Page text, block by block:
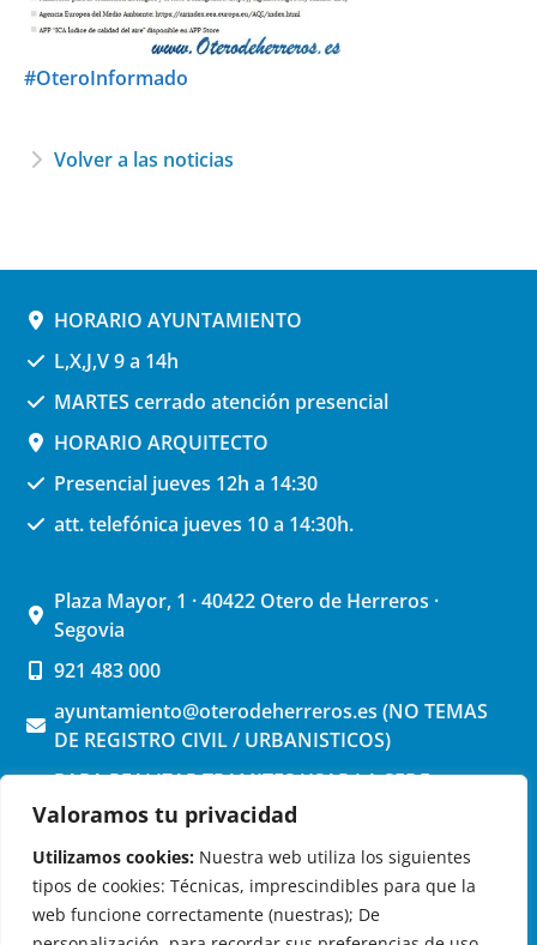
Valoramos tu privacidad
Utilizamos cookies: Nuestra web utiliza los siguientes
tipos de cookies: Técnicas, imprescindibles para que la
web funcione correctamente (nuestras); De
#OteroInformado
Volver a las noticias
HORARIO AYUNTAMIENTO
L,X,J,V 9 a 14h
MARTES cerrado atención presencial
HORARIO ARQUITECTO
Presencial jueves 12h a 14:30
att. telefónica jueves 10 a 14:30h.
Plaza Mayor, 1 · 40422 Otero de Herreros ·
Segovia
921 483 000
ayuntamiento@oterodeherreros.es (NO TEMAS
DE REGISTRO CIVIL / URBANISTICOS)
PARA REALIZAR TRAMITES USAR LA SEDE
ELECTRONICA (pinchar aquí)